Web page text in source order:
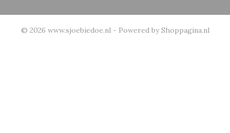
© 2026 www.sjoebiedoe.nl - Powered by Shoppagina.nl